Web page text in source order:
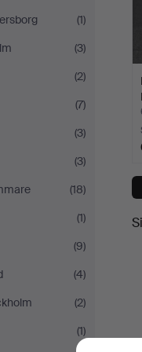
(1)
(3)
(2)
(7)
(3)
(3)
(18)
(1)
(9)
(4)
(2)
(1)